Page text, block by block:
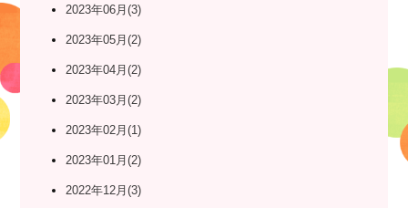
2023年06月(3)
2023年05月(2)
2023年04月(2)
2023年03月(2)
2023年02月(1)
2023年01月(2)
2022年12月(3)